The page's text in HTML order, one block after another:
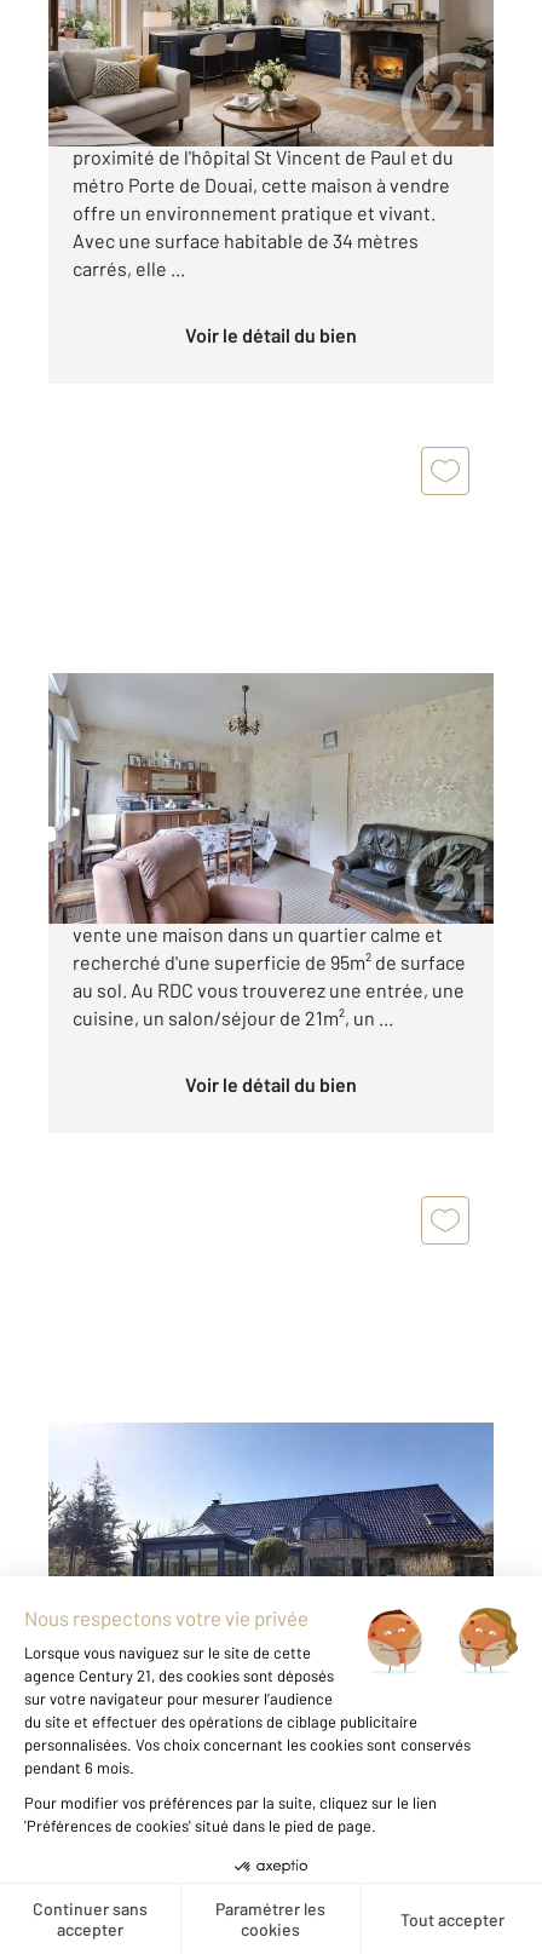
Créer une alerte
Maison à vendre
125 300 €
Dans le dynamique quartier de Lille, à
proximité de l'hôpital St Vincent de Paul et du
métro Porte de Douai, cette maison à vendre
offre un environnement pratique et vivant.
Avec une surface habitable de 34 mètres
carrés, elle ...
Voir le détail du bien
HALLENNES LEZ HAUBOURDIN 59
95 m , 5 pièces
Ref : 874
Maison à vendre
227 600 €
Century 21 Les Weppes vous propose à la
vente une maison dans un quartier calme et
recherché d'une superficie de 95m² de surface
au sol. Au RDC vous trouverez une entrée, une
cuisine, un salon/séjour de 21m², un ...
Voir le détail du bien
LORGIES 62
322 m
Ref : 599
Maison à vendre
1 040 000 €
L'agence Century 21 Les Weppes vous
présente cette grande maison individuelle des
années 2000 de 322m² habitables au cœur des
Weppes. Elle vous séduira par ses beaux
volumes et son parc verdoyant de 5500m². Le
rez de chaussée offre ...
Voir le détail du bien